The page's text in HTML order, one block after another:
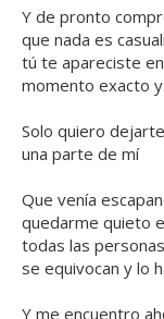
Y de pronto
que nada es
tú te apareciste
momento exacto
Solo quiero dejarte
una parte de mí
Que venía
quedarme quieto
todas las
se equivocan y lo
Y me encuentro